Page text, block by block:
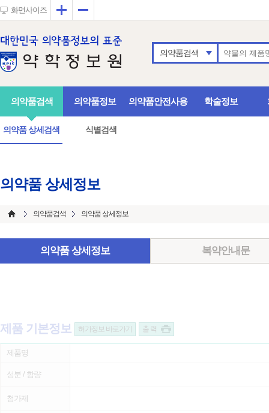
화면사이즈 확대
의약품검색
의약품검색
의약품 상세검색 식별검색
의약품정보 의약품안전사용 학술정보
의약품 상세정보
의약품검색 의약품 상세정보
의약품 상세정보 복약안내문
제품 기본정보 허가정보 바로가기 출 력
제품명
성분 / 함량
첨가제